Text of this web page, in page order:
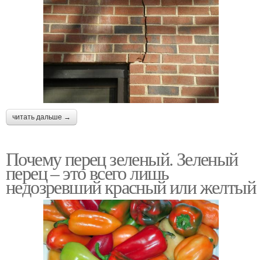
читать дальше →
Почему перец зеленый. Зеленый
перец – это всего лишь
недозревший красный или желтый